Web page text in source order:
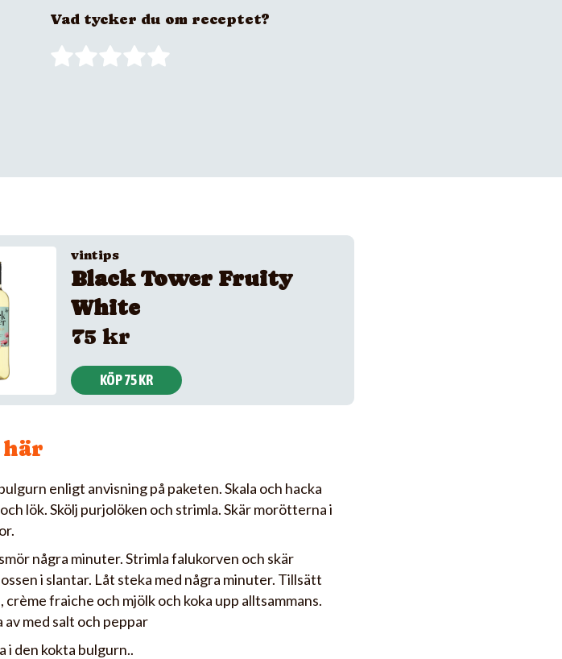
Vad tycker du om receptet?
vintips
Black Tower Fruity
White
75 kr
KÖP 75 KR
här
enligt anvisning på paketen. Skala och hacka
lök. Skölj purjolöken och strimla. Skär morötterna i
några minuter. Strimla falukorven och skär
i slantar. Låt steka med några minuter. Tillsätt
crème fraiche och mjölk och koka upp alltsammans.
av med salt och peppar
i den kokta bulgurn..